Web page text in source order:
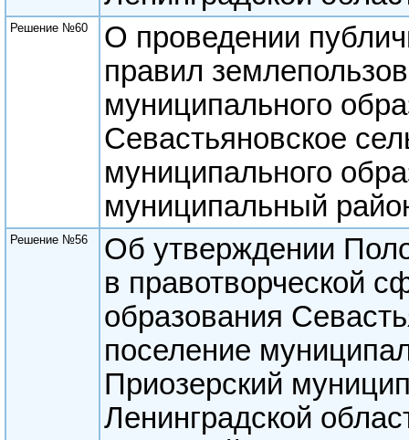
Решение №60
О проведении
правил
муниципального
Севастьяновское
муниципального
муниципальный
Решение №56
Об утверждении
в правотворческой
образования
поселение
Приозерский
Ленинградской